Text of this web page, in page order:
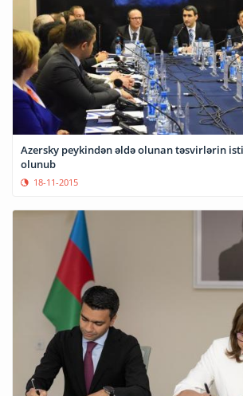
Azersky peykindən əldə olunan təsvirlərin
olunub
18-11-2015